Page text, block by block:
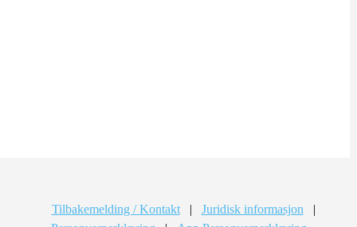
Tilbakemelding / Kontakt | Juridisk informasjon
|